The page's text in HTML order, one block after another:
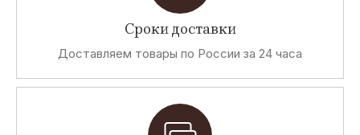
Сроки доставки
Доставляем товары по России за 24 часа